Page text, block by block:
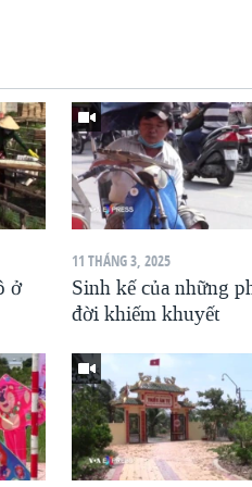
ở
11 THÁNG 3, 2025
Sinh kế của những
đời khiếm khuyết